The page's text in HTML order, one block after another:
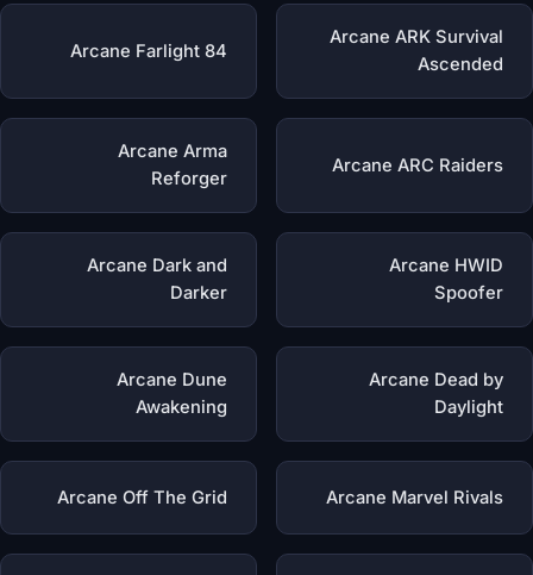
Arcane ARK Survival
Ascended
Arcane Farlight 84
Arcane ARC Raiders
Arcane Arma
Reforger
Arcane HWID
Spoofer
Arcane Dark and
Darker
Arcane Dead by
Daylight
Arcane Dune
Awakening
Arcane Marvel Rivals
Arcane Off The Grid